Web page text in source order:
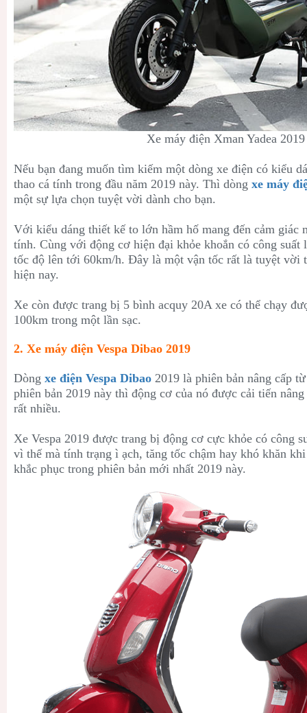
Xe máy điện Xman Yadea 2019
Nếu bạn đang muốn tìm kiếm một dòng xe điện có kiểu
thao cá tính trong đầu năm 2019 này. Thì dòng xe máy
một sự lựa chọn tuyệt vời dành cho bạn.
Với kiểu dáng thiết kế to lớn hầm hố mang đến cảm giác
tính. Cùng với động cơ hiện đại khỏe khoắn có công
tốc độ lên tới 60km/h. Đây là một vận tốc rất là tuyệt vời
hiện nay.
Xe còn được trang bị 5 bình acquy 20A xe có thể chạy
100km trong một lần sạc.
2. Xe máy điện Vespa Dibao 2019
Dòng xe điện Vespa Dibao 2019 là phiên bản nâng cấp
phiên bản 2019 này thì động cơ của nó được cải tiến
rất nhiều.
Xe Vespa 2019 được trang bị động cơ cực khỏe có công
vì thế mà tính trạng ì ạch, tăng tốc chậm hay khó khăn
khắc phục trong phiên bản mới nhất 2019 này.